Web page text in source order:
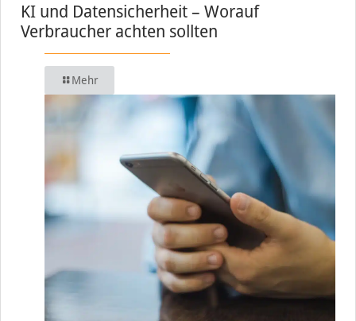
KI und Datensicherheit – Worauf
Verbraucher achten sollten
Mehr